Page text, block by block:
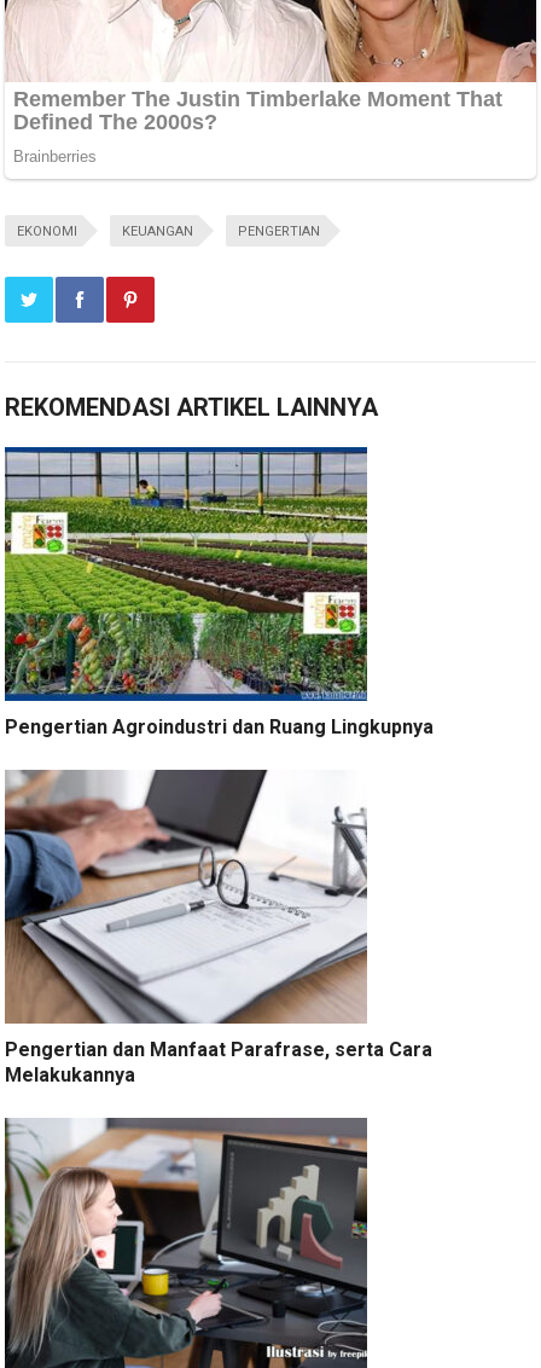
EKONOMI KEUANGAN PENGERTIAN
REKOMENDASI ARTIKEL LAINNYA
Pengertian Agroindustri dan Ruang Lingkupnya
Pengertian dan Manfaat Parafrase, serta Cara
Melakukannya